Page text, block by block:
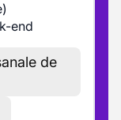
end
de